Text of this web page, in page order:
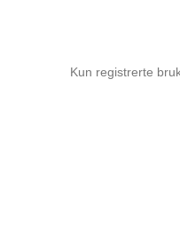
Kun registrerte